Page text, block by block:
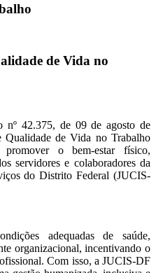
de Vida no
nº 42.375, de 09 de agosto de
de Vida no Trabalho
o bem-estar físico,
servidores e colaboradores da
do Distrito Federal (JUCIS-
adequadas de saúde,
organizacional, incentivando o
Com isso, a JUCIS-DF